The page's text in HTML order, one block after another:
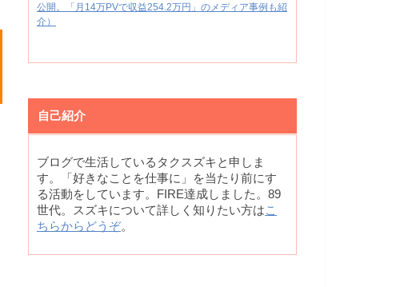
公開。「月14万PVで収益254.2万円」のメディア事例も紹
介）
自己紹介
ブログで生活しているタクスズキと申しま
す。「好きなことを仕事に」を当たり前にす
る活動をしています。FIRE達成しました。89
世代。スズキについて詳しく知りたい方はこ
ちらからどうぞ。